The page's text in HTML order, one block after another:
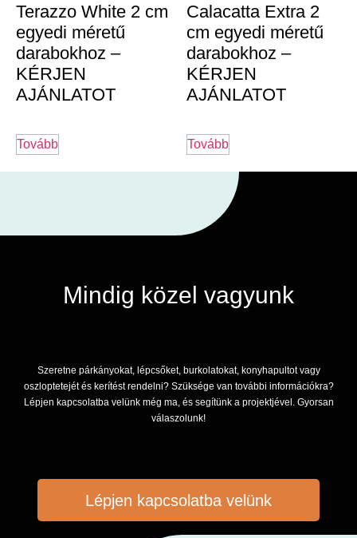
Terazzo White 2 cm
egyedi méretű
darabokhoz –
KÉRJEN
AJÁNLATOT
Tovább
Calacatta Extra 2
cm egyedi méretű
darabokhoz –
KÉRJEN
AJÁNLATOT
Tovább
Mindig közel vagyunk
Szeretne párkányokat, lépcsőket, burkolatokat, konyhapultot vagy
oszloptetejét és kerítést rendelni? Szüksége van további információkra?
Lépjen kapcsolatba velünk még ma, és segítünk a projektjével. Gyorsan
válaszolunk!
Lépjen kapcsolatba velünk